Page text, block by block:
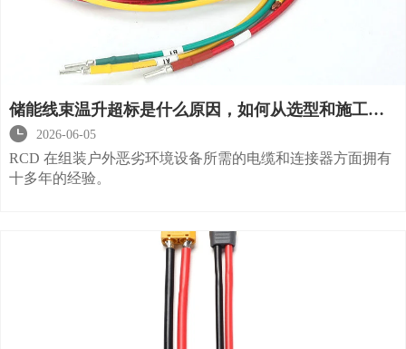
储能线束温升超标是什么原因，如何从选型和施工端
彻底解决？
 2026-06-05
RCD 在组装户外恶劣环境设备所需的电缆和连接器方面拥有
十多年的经验。